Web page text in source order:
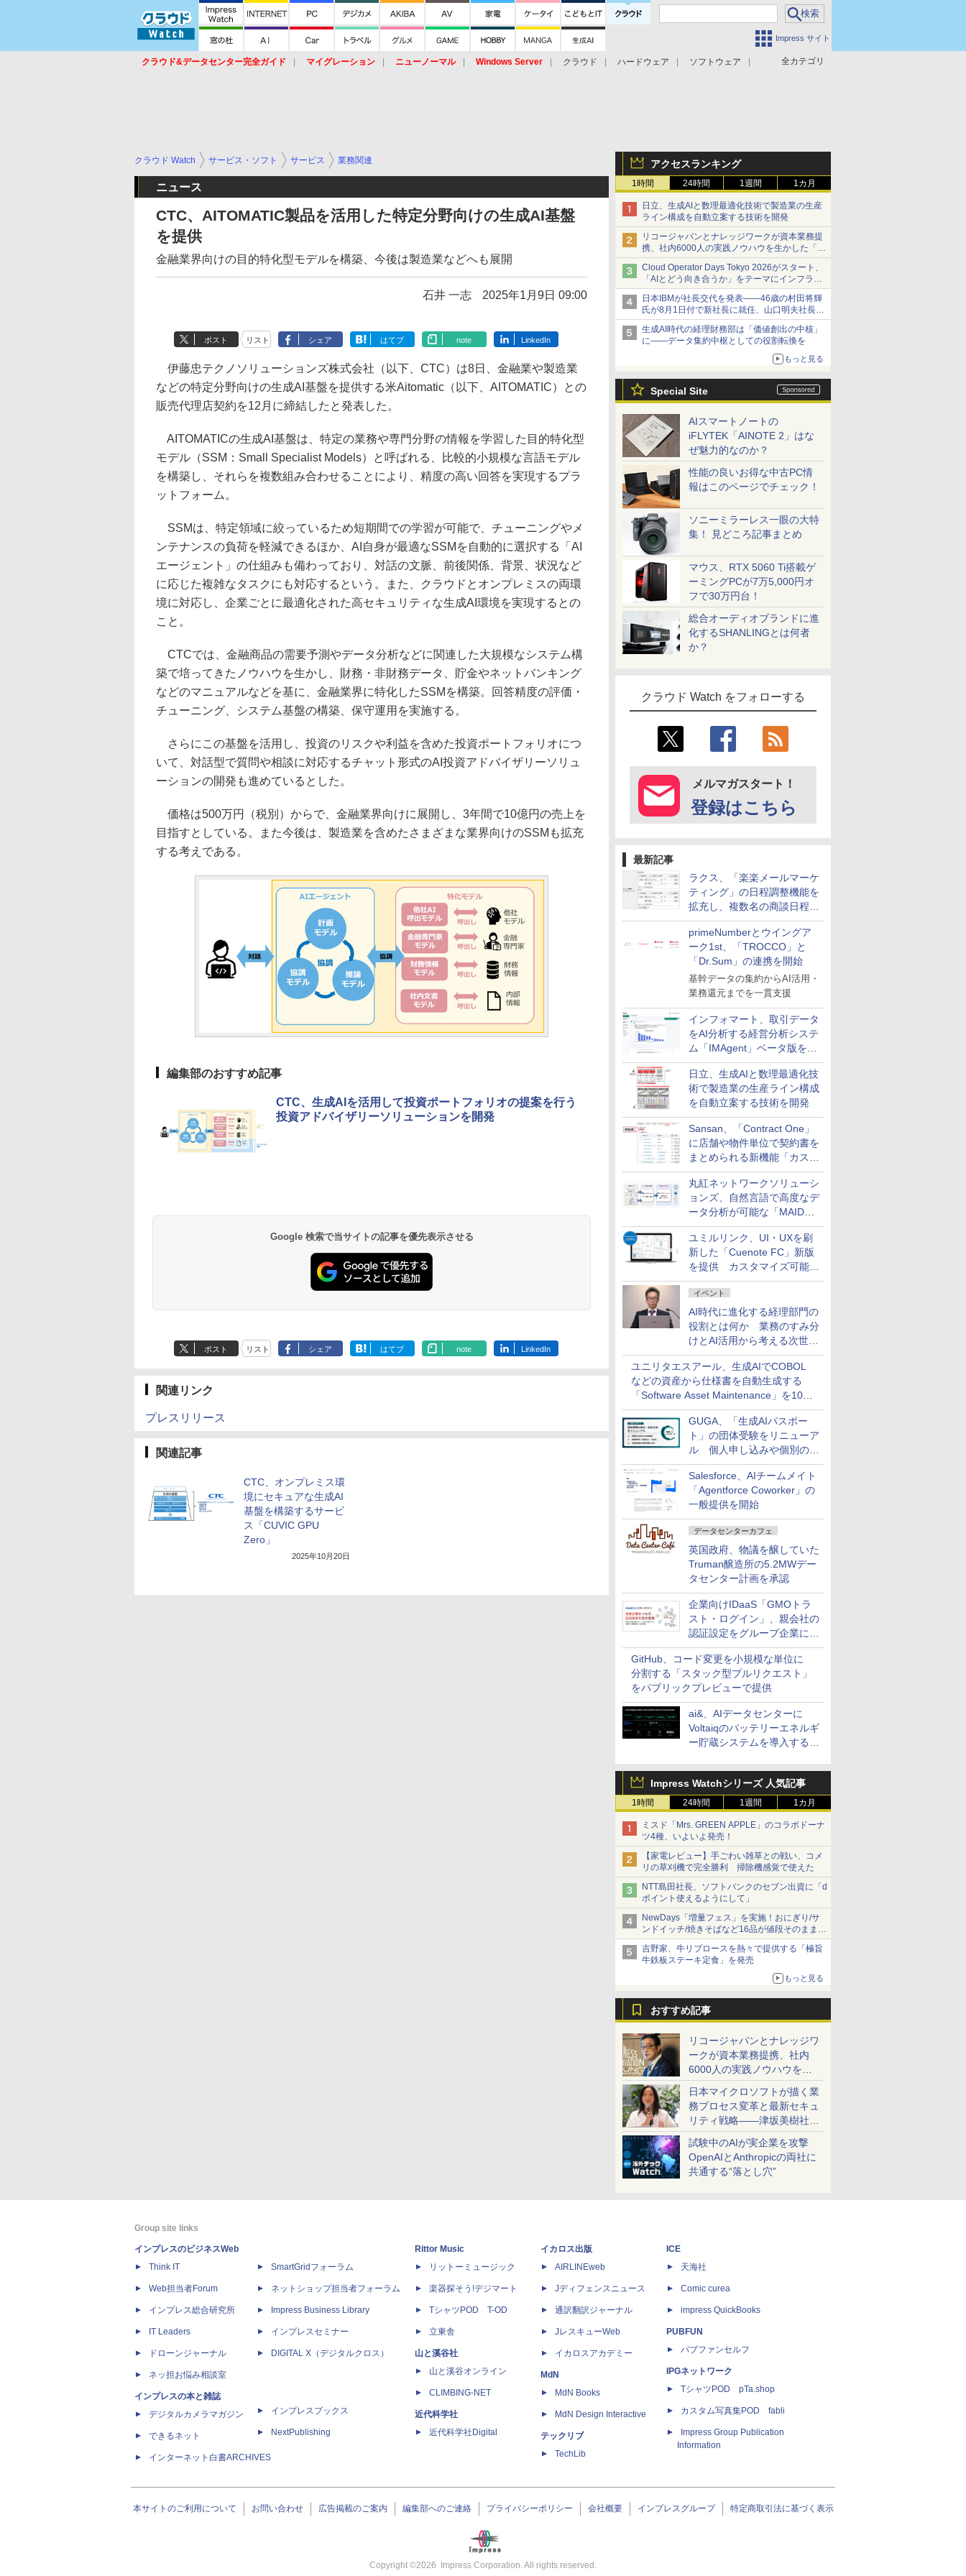
Impress サイト
全カテゴリ
クラウド&データセンター完全ガイド マイグレーション ニューノーマル Windows Server クラウド ハードウェア
ソフトウェア
アクセスランキング
1時間 24時間 1週間 1カ月
日立、生成AIと数理最適化技術で製造業の生産
ライン構成を自動立案する技術を開発
リコージャパンとナレッジワークが資本業務提
携、社内6000人の実践ノウハウを生かした「AI
商談記録 for RICOH」を展開へ
Cloud Operator Days Tokyo 2026がスタート、
「AIとどう向き合うか」をテーマにインフラ運
用の知見を集約
日本IBMが社長交代を発表――46歳の村田将輝
氏が8月1日付で新社長に就任、山口明夫社長は
会長へ
生成AI時代の経理財務部は「価値創出の中核」
に――データ集約中枢としての役割転換を
もっと見る
Special Site
AIスマートノートの
iFLYTEK「AINOTE 2」はな
ぜ魅力的なのか？
性能の良いお得な中古PC情
報はこのページでチェック！
ソニーミラーレス一眼の大特
集！ 見どころ記事まとめ
マウス、RTX 5060 Ti搭載ゲ
ーミングPCが7万5,000円オ
フで30万円台！
総合オーディオブランドに進
化するSHANLINGとは何者
か？
クラウド Watch をフォローする
メルマガスタート！
登録はこちら
最新記事
ラクス、「楽楽メールマーケ
ティング」の日程調整機能を
拡充し、複数名の商談日程調
整を効率化
primeNumberとウイングア
ーク1st、「TROCCO」と
「Dr.Sum」の連携を開始
基幹データの集約からAI活用・
業務還元までを一貫支援
インフォマート、取引データ
をAI分析する経営分析システ
ム「IMAgent」ベータ版を提
供
日立、生成AIと数理最適化技
術で製造業の生産ライン構成
を自動立案する技術を開発
Sansan、「Contract One」
に店舗や物件単位で契約書を
まとめられる新機能「カスタ
ム契約ツリー」を追加
丸紅ネットワークソリューシ
ョンズ、自然言語で高度なデ
ータ分析が可能な「MAIDOA
AI ASSIST」を9月より提供
ユミルリンク、UI・UXを刷
新した「Cuenote FC」新版
を提供 カスタマイズ可能な
ダッシュボード画面を搭載
イベント
AI時代に進化する経理部門の
役割とは何か 業務のすみ分
けとAI活用から考える次世代
ファイナンス戦略
ユニリタエスアール、生成AIでCOBOL
などの資産から仕様書を自動生成する
「Software Asset Maintenance」を10月
に発売
GUGA、「生成AIパスポー
ト」の団体受験をリニューア
ル 個人申し込みや個別の支
払いなどに対応
Salesforce、AIチームメイト
「Agentforce Coworker」の
一般提供を開始
データセンターカフェ
英国政府、物議を醸していた
Truman醸造所の5.2MWデー
タセンター計画を承認
企業向けIDaaS「GMOトラ
スト・ログイン」、親会社の
認証設定をグループ企業に展
開できる新機能を提供
GitHub、コード変更を小規模な単位に
分割する「スタック型プルリクエスト」
をパブリックプレビューで提供
ai&、AIデータセンターに
Voltaiqのバッテリーエネルギ
ー貯蔵システムを導入する計
Impress Watchシリーズ 人気記事
1時間 24時間 1週間 1カ月
ミスド「Mrs. GREEN APPLE」のコラボドーナ
ツ4種、いよいよ発売！
【家電レビュー】手ごわい雑草との戦い、コメ
リの草刈機で完全勝利 掃除機感覚で使えた
NTT島田社長、ソフトバンクのセブン出資に「d
ポイント使えるようにして」
NewDays「増量フェス」を実施！おにぎり/サ
ンドイッチ/焼きそばなど16品が値段そのままで
ボリュームアップ
吉野家、牛リブロースを熱々で提供する「極旨
牛鉄板ステーキ定食」を発売
もっと見る
おすすめ記事
リコージャパンとナレッジワ
ークが資本業務提携、社内
6000人の実践ノウハウを生
かした「AI商談記録 for
RICOH」を展開へ
日本マイクロソフトが描く業
務プロセス変革と最新セキュ
リティ戦略――津坂美樹社長
が2027年度戦略を説明
試験中のAIが実企業を攻撃
OpenAIとAnthropicの両社に
共通する“落とし穴”
クラウド Watch サービス・ソフト サービス 業務関連
ニュース
CTC、AITOMATIC製品を活用した特定分野向けの生成AI基盤
を提供
金融業界向けの目的特化型モデルを構築、今後は製造業などへも展開
石井 一志 2025年1月9日 09:00
ポスト リスト シェア はてブ note LinkedIn
伊藤忠テクノソリューションズ株式会社（以下、CTC）は8日、金融業や製造業
などの特定分野向けの生成AI基盤を提供する米Aitomatic（以下、AITOMATIC）との
販売代理店契約を12月に締結したと発表した。
AITOMATICの生成AI基盤は、特定の業務や専門分野の情報を学習した目的特化型
モデル（SSM：Small Specialist Models）と呼ばれる、比較的小規模な言語モデル
を構築し、それらを複数組み合わせることにより、精度の高い回答を実現するプラ
ットフォーム。
SSMは、特定領域に絞っているため短期間での学習が可能で、チューニングやメ
ンテナンスの負荷を軽減できるほか、AI自身が最適なSSMを自動的に選択する「AI
エージェント」の仕組みも備わっており、対話の文脈、前後関係、背景、状況など
に応じた複雑なタスクにも対応するという。また、クラウドとオンプレミスの両環
境に対応し、企業ごとに最適化された高セキュリティな生成AI環境を実現するとの
こと。
CTCでは、金融商品の需要予測やデータ分析などに関連した大規模なシステム構
築で培ってきたノウハウを生かし、財務・非財務データ、貯金やネットバンキング
などのマニュアルなどを基に、金融業界に特化したSSMを構築。回答精度の評価・
チューニング、システム基盤の構築、保守運用を実施する。
さらにこの基盤を活用し、投資のリスクや利益を含めた投資ポートフォリオにつ
いて、対話型で質問や相談に対応するチャット形式のAI投資アドバイザリーソリュ
ーションの開発も進めているとした。
価格は500万円（税別）からで、金融業界向けに展開し、3年間で10億円の売上を
目指すとしている。また今後は、製造業を含めたさまざまな業界向けのSSMも拡充
する考えである。
編集部のおすすめ記事
CTC、生成AIを活用して投資ポートフォリオの提案を行う
投資アドバイザリーソリューションを開発
Google 検索で当サイトの記事を優先表示させる
ポスト リスト シェア はてブ note LinkedIn
関連リンク
プレスリリース
関連記事
CTC、オンプレミス環
境にセキュアな生成AI
基盤を構築するサービ
ス「CUVIC GPU
Zero」
2025年10月20日
Group site links
インプレスのビジネスWeb
Think IT
Web担当者Forum
インプレス総合研究所
IT Leaders
ドローンジャーナル
ネッ担お悩み相談室
インプレスの本と雑誌
デジタルカメラマガジン
できるネット
インターネット白書ARCHIVES
SmartGridフォーラム
ネットショップ担当者フォーラム
Impress Business Library
インプレスセミナー
DIGITAL X（デジタルクロス）
インプレスブックス
NextPublishing
Rittor Music
リットーミュージック
楽器探そう!デジマート
TシャツPOD T-OD
立東舎
山と溪谷社
山と溪谷オンライン
CLIMBING-NET
近代科学社
近代科学社Digital
イカロス出版
AIRLINEweb
Jディフェンスニュース
通訳翻訳ジャーナル
JレスキューWeb
イカロスアカデミー
MdN
MdN Books
MdN Design Interactive
テックリブ
TechLib
ICE
天海社
Comic curea
impress QuickBooks
PUBFUN
パブファンセルフ
IPGネットワーク
TシャツPOD pTa.shop
カスタム写真集POD fabli
Impress Group Publication
Information
本サイトのご利用について お問い合わせ 広告掲載のご案内 編集部へのご連絡 プライバシーポリシー 会社概要 インプレスグループ 特定商取引法に基づく表示
Copyright ©2026 Impress Corporation. All rights reserved.